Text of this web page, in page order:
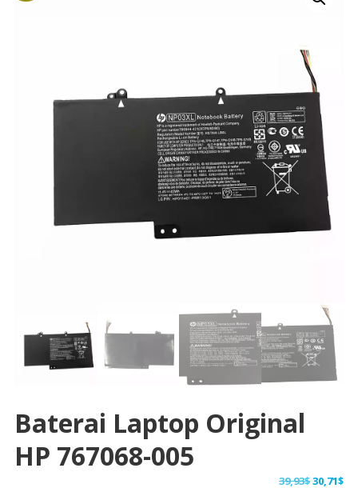
Baterai Laptop Original
HP 767068-005
39,93$Harga
30,71$